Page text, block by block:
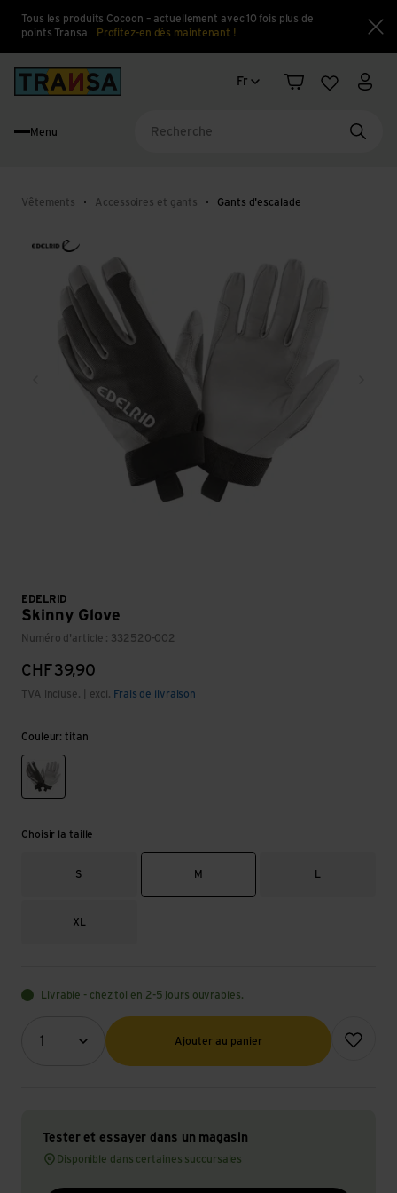
Tous les produits Cocoon – actuellement avec 10 fois plus de
points Transa
Profitez-en dès maintenant !
Changement de langue
Fr
PanierListe Mon
Menu
Vêtements Accessoires et gants Gants d'escalade
EDELRID
Skinny Glove
Numéro d'article : 332520-002
CHF39,90
TVA incluse. | excl. Frais de livraison
Couleur: titan
titan
Choisir la taille
S M
XL
Livrable - chez toi en 2-5 jours ouvrables.
1
Quantité (optionnel)
Ajouter au panier
Ajouter à
Tester et essayer dans un magasin
Disponible dans certaines succursales